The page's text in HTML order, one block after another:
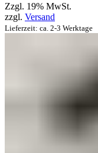
Zzgl. 19% MwSt.
zzgl. Versand
Lieferzeit: ca. 2-3 Werktage